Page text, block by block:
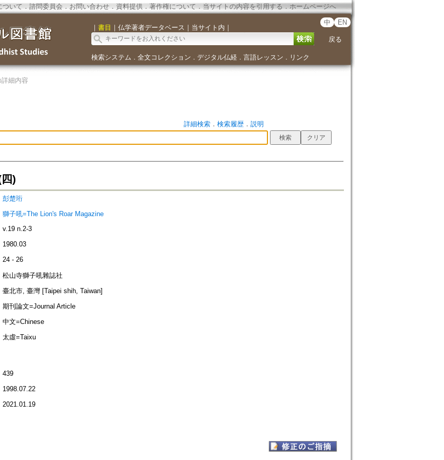
ついて ． 諮問委員会． お問い合わせ． 資料提供． 著作権について．当サイトの内容を引用する ． ホームページへ
｜ 書目 ｜ 仏学著者データベース ｜ 当サイト内 ｜
中 EN
戻る
検索システム ． 全文コレクション ． デジタル仏経． 言語レッスン ． リンク
細内容
詳細検索． 検索履歴． 説明
)
彭楚珩
獅子吼=The Lion's Roar Magazine
v.19 n.2-3
1980.03
24 - 26
松山寺獅子吼雜誌社
臺北市, 臺灣 [Taipei shih, Taiwan]
期刊論文=Journal Article
中文=Chinese
太虛=Taixu
439
1998.07.22
2021.01.19